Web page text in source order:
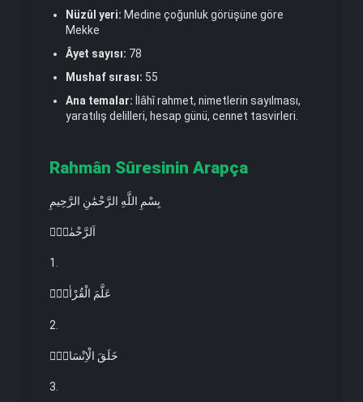
Nüzûl yeri: Medine çoğunluk görüşüne göre
Mekke
Âyet sayısı: 78
Mushaf sırası: 55
Ana temalar: İlâhî rahmet, nimetlerin sayılması,
yaratılış delilleri, hesap günü, cennet tasvirleri.
Rahmân Sûresinin Arapça
بِسْمِ اللَّهِ الرَّحْمَٰنِ الرَّحِيمِ
اَلرَّحْمٰنُۙ
1.
عَلَّمَ الْقُرْاٰنَۜ
2.
خَلَقَ الْاِنْسَانَۙ
3.